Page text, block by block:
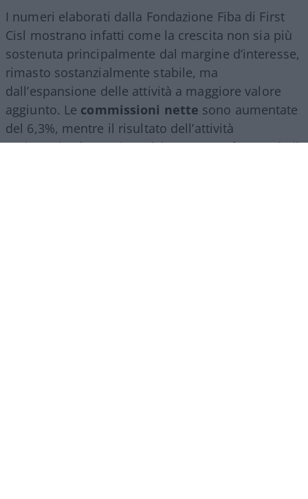
I numeri elaborati dalla Fondazione Fiba di First
Cisl mostrano infatti come la crescita non sia più
sostenuta principalmente dal margine d’interesse,
rimasto sostanzialmente stabile, ma
dall’espansione delle attività a maggiore valore
aggiunto. Le commissioni nette sono aumentate
del 6,3%, mentre il risultato dell’attività
assicurativa è cresciuto del 24,2%, confermando il